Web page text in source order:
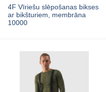
4F Vīriešu slēpošanas bikses
ar bikšturiem, membrāna
10000